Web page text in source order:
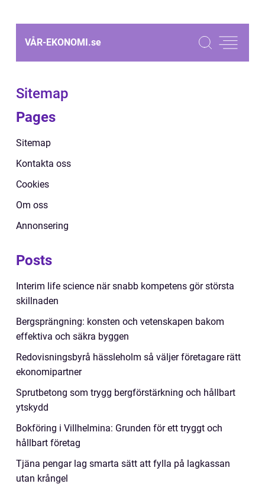
VÅR-EKONOMI.se
Sitemap
Pages
Sitemap
Kontakta oss
Cookies
Om oss
Annonsering
Posts
Interim life science när snabb kompetens gör största
skillnaden
Bergsprängning: konsten och vetenskapen bakom
effektiva och säkra byggen
Redovisningsbyrå hässleholm så väljer företagare rätt
ekonomipartner
Sprutbetong som trygg bergförstärkning och hållbart
ytskydd
Bokföring i Villhelmina: Grunden för ett tryggt och
hållbart företag
Tjäna pengar lag smarta sätt att fylla på lagkassan
utan krångel